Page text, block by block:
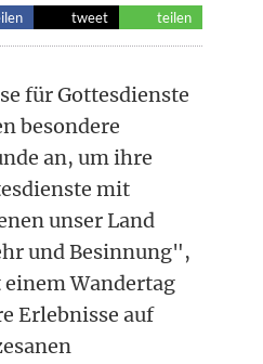
tweet teilen
für Gottesdienste
besondere
an, um ihre
mit
unser Land
und Besinnung",
einem Wandertag
Erlebnisse auf